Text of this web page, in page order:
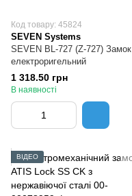
Код товару: 45824
SEVEN Systems
SEVEN BL-727 (Z-727) Замок
електроригельний
1 318.50 грн
В наявності
ВІДЕО